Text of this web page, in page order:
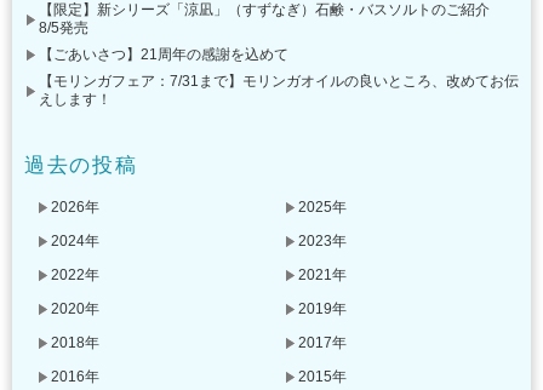
【限定】新シリーズ「涼凪」（すずなぎ）石鹸・バスソルトのご紹介
8/5発売
【ごあいさつ】21周年の感謝を込めて
【モリンガフェア：7/31まで】モリンガオイルの良いところ、改めてお伝
えします！
過去の投稿
2026年
2025年
2024年
2023年
2022年
2021年
2020年
2019年
2018年
2017年
2016年
2015年